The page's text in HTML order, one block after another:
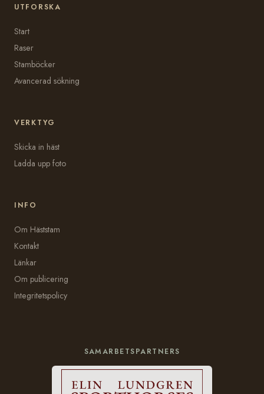
UTFORSKA
Start
Raser
Stamböcker
Avancerad sökning
VERKTYG
Skicka in häst
Ladda upp foto
INFO
Om Häststam
Kontakt
Länkar
Om publicering
Integritetspolicy
SAMARBETSPARTNERS